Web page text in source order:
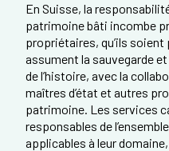
​En Suisse, la
patrimoine bâti incombe
propriétaires, qu’ils soient
assument la sauvegarde
de l’histoire, avec la
maîtres d’état et autres
patrimoine. Les services
responsables de
applicables à leur